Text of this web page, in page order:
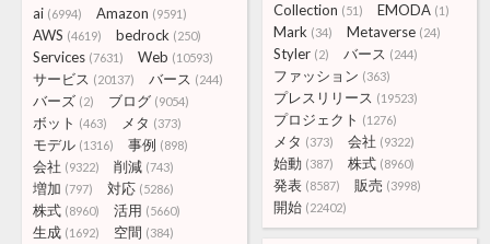
ai (6994) Amazon (9591)
AWS (4619) bedrock (250)
Services (7631) Web (10593)
サービス (20137) バース (244)
バーズ (2) ブログ (9054)
ボット (463) メタ (373)
モデル (1316) 事例 (898)
会社 (9322) 削減 (743)
増加 (797) 対応 (5286)
株式 (8960) 活用 (5660)
生成 (1692) 空間 (384)
Collection (51) EMODA (1)
Mark (34) Metaverse (24)
Styler (2) バース (244)
ファッション (363)
プレスリリース (19523)
プロジェクト (1276)
メタ (373) 会社 (9322)
始動 (387) 株式 (8960)
発表 (8587) 販売 (3998)
開始 (22402)